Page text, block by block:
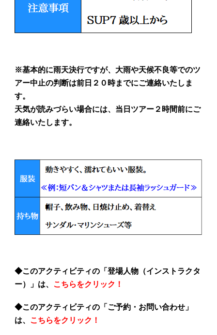
※基本的に雨天決行ですが、大雨や天候不良等でのツ
アー中止の判断は前日２０時までにご連絡いたしま
す。
天気が読みづらい場合には、当日ツアー２時間前にご
連絡いたします。
◆このアクティビティの「登場人物（インストラクタ
ー）」は、 こちらをクリック！
◆このアクティビティの「ご予約・お問い合わせ」
は、 こちらをクリック！